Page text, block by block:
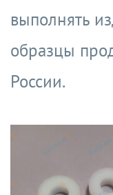
выполнять
образцы
России.